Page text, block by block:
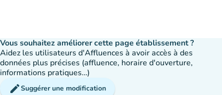
Vous souhaitez améliorer cette page établissement ?
Aidez les utilisateurs d'Affluences à avoir accès à des
données plus précises (affluence, horaire d'ouverture,
informations pratiques…)
editSuggérer une modification